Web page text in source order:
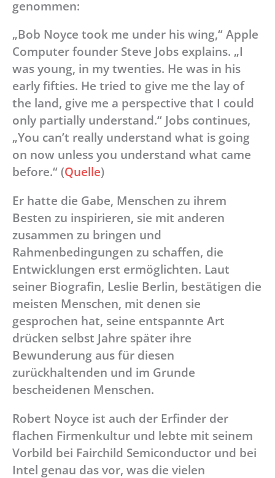
genommen:
„Bob Noyce took me under his wing,“ Apple
Computer founder Steve Jobs explains. „I
was young, in my twenties. He was in his
early fifties. He tried to give me the lay of
the land, give me a perspective that I could
only partially understand.“ Jobs continues,
„You can’t really understand what is going
on now unless you understand what came
before.“ (Quelle)
Er hatte die Gabe, Menschen zu ihrem
Besten zu inspirieren, sie mit anderen
zusammen zu bringen und
Rahmenbedingungen zu schaffen, die
Entwicklungen erst ermöglichten. Laut
seiner Biografin, Leslie Berlin, bestätigen die
meisten Menschen, mit denen sie
gesprochen hat, seine entspannte Art
drücken selbst Jahre später ihre
Bewunderung aus für diesen
zurückhaltenden und im Grunde
bescheidenen Menschen.
Robert Noyce ist auch der Erfinder der
flachen Firmenkultur und lebte mit seinem
Vorbild bei Fairchild Semiconductor und bei
Intel genau das vor, was die vielen